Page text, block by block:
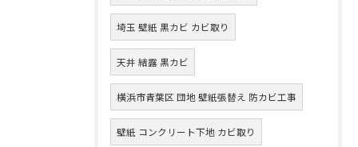
埼玉 壁紙 黒カビ カビ取り
天井 結露 黒カビ
横浜市青葉区 団地 壁紙張替え 防カビ工事
壁紙 コンクリート下地 カビ取り